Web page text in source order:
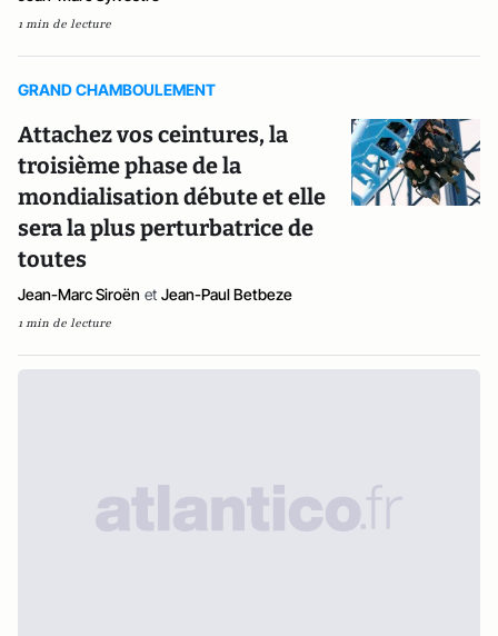
1 min de lecture
GRAND CHAMBOULEMENT
Attachez vos ceintures, la
troisième phase de la
mondialisation débute et elle
sera la plus perturbatrice de
toutes
Jean-Marc Siroën et Jean-Paul Betbeze
1 min de lecture